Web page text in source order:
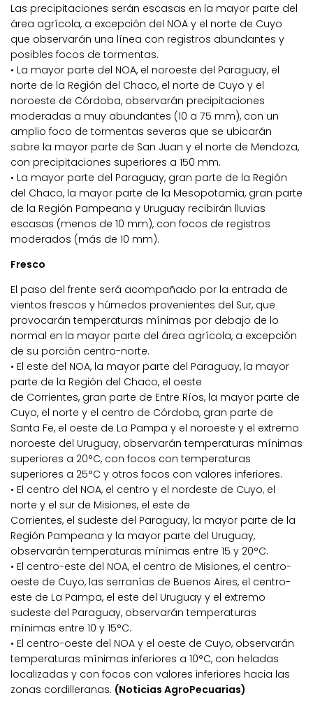
Las precipitaciones serán escasas en la mayor parte del
área agrícola, a excepción del NOA y el norte de Cuyo
que observarán una línea con registros abundantes y
posibles focos de tormentas.
• La mayor parte del NOA, el noroeste del Paraguay, el
norte de la Región del Chaco, el norte de Cuyo y el
noroeste de Córdoba, observarán precipitaciones
moderadas a muy abundantes (10 a 75 mm), con un
amplio foco de tormentas severas que se ubicarán
sobre la mayor parte de San Juan y el norte de Mendoza,
con precipitaciones superiores a 150 mm.
• La mayor parte del Paraguay, gran parte de la Región
del Chaco, la mayor parte de la Mesopotamia, gran parte
de la Región Pampeana y Uruguay recibirán lluvias
escasas (menos de 10 mm), con focos de registros
moderados (más de 10 mm).
Fresco
El paso del frente será acompañado por la entrada de
vientos frescos y húmedos provenientes del Sur, que
provocarán temperaturas mínimas por debajo de lo
normal en la mayor parte del área agrícola, a excepción
de su porción centro-norte.
• El este del NOA, la mayor parte del Paraguay, la mayor
parte de la Región del Chaco, el oeste
de Corrientes, gran parte de Entre Ríos, la mayor parte de
Cuyo, el norte y el centro de Córdoba, gran parte de
Santa Fe, el oeste de La Pampa y el noroeste y el extremo
noroeste del Uruguay, observarán temperaturas mínimas
superiores a 20°C, con focos con temperaturas
superiores a 25°C y otros focos con valores inferiores.
• El centro del NOA, el centro y el nordeste de Cuyo, el
norte y el sur de Misiones, el este de
Corrientes, el sudeste del Paraguay, la mayor parte de la
Región Pampeana y la mayor parte del Uruguay,
observarán temperaturas mínimas entre 15 y 20°C.
• El centro-este del NOA, el centro de Misiones, el centro-
oeste de Cuyo, las serranías de Buenos Aires, el centro-
este de La Pampa, el este del Uruguay y el extremo
sudeste del Paraguay, observarán temperaturas
mínimas entre 10 y 15°C.
• El centro-oeste del NOA y el oeste de Cuyo, observarán
temperaturas mínimas inferiores a 10°C, con heladas
localizadas y con focos con valores inferiores hacia las
zonas cordilleranas. (Noticias AgroPecuarias)